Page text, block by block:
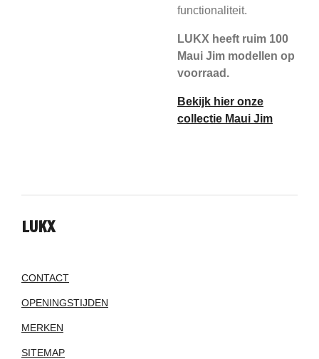
functionaliteit.
LUKX heeft ruim 100
Maui Jim modellen op
voorraad.
Bekijk hier onze
collectie Maui Jim
LUKX
CONTACT
OPENINGSTIJDEN
MERKEN
SITEMAP